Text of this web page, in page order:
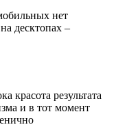
нет
десктопах –
красота результата
и в тот момент